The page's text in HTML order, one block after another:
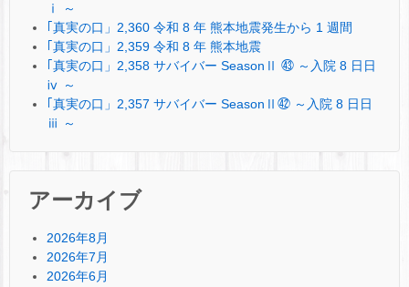
ⅰ ～
｢真実の口」2,360 令和 8 年 熊本地震発生から 1 週間
｢真実の口」2,359 令和 8 年 熊本地震
｢真実の口」2,358 サバイバー SeasonⅡ ㊸ ～入院 8 日日
ⅳ ～
｢真実の口」2,357 サバイバー SeasonⅡ㊷ ～入院 8 日日
ⅲ ～
アーカイブ
2026年8月
2026年7月
2026年6月